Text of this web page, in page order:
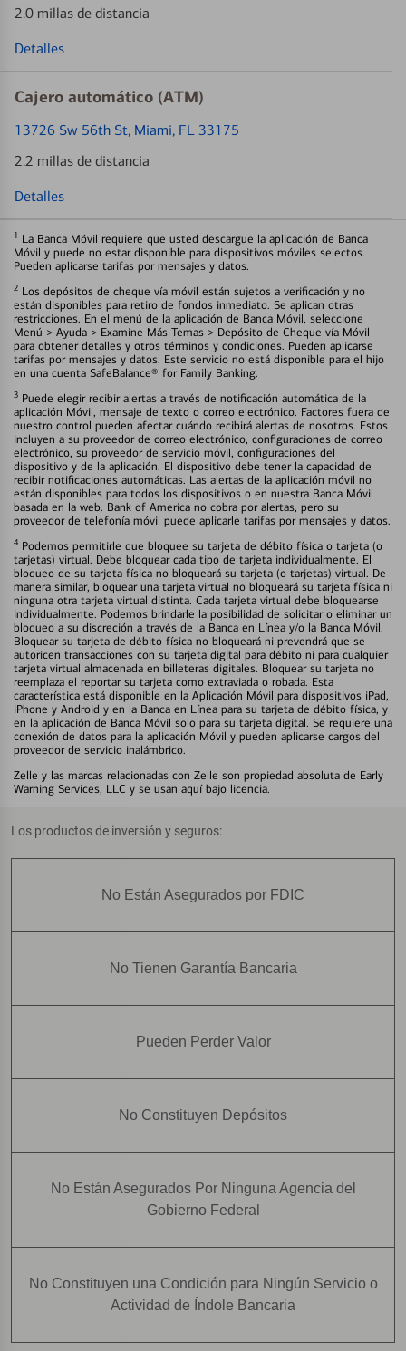
2.0 millas de distancia
Detalles
Cajero automático (ATM)
13726 Sw 56th St, Miami, FL 33175
2.2 millas de distancia
Detalles
1 La Banca Móvil requiere que usted descargue la aplicación de Banca
Móvil y puede no estar disponible para dispositivos móviles selectos.
Pueden aplicarse tarifas por mensajes y datos.
2 Los depósitos de cheque vía móvil están sujetos a verificación y no
están disponibles para retiro de fondos inmediato. Se aplican otras
restricciones. En el menú de la aplicación de Banca Móvil, seleccione
Menú > Ayuda > Examine Más Temas > Depósito de Cheque vía Móvil
para obtener detalles y otros términos y condiciones. Pueden aplicarse
tarifas por mensajes y datos. Este servicio no está disponible para el hijo
en una cuenta SafeBalance® for Family Banking.
3 Puede elegir recibir alertas a través de notificación automática de la
aplicación Móvil, mensaje de texto o correo electrónico. Factores fuera de
nuestro control pueden afectar cuándo recibirá alertas de nosotros. Estos
incluyen a su proveedor de correo electrónico, configuraciones de correo
electrónico, su proveedor de servicio móvil, configuraciones del
dispositivo y de la aplicación. El dispositivo debe tener la capacidad de
recibir notificaciones automáticas. Las alertas de la aplicación móvil no
están disponibles para todos los dispositivos o en nuestra Banca Móvil
basada en la web. Bank of America no cobra por alertas, pero su
proveedor de telefonía móvil puede aplicarle tarifas por mensajes y datos.
4 Podemos permitirle que bloquee su tarjeta de débito física o tarjeta (o
tarjetas) virtual. Debe bloquear cada tipo de tarjeta individualmente. El
bloqueo de su tarjeta física no bloqueará su tarjeta (o tarjetas) virtual. De
manera similar, bloquear una tarjeta virtual no bloqueará su tarjeta física ni
ninguna otra tarjeta virtual distinta. Cada tarjeta virtual debe bloquearse
individualmente. Podemos brindarle la posibilidad de solicitar o eliminar un
bloqueo a su discreción a través de la Banca en Línea y/o la Banca Móvil.
Bloquear su tarjeta de débito física no bloqueará ni prevendrá que se
autoricen transacciones con su tarjeta digital para débito ni para cualquier
tarjeta virtual almacenada en billeteras digitales. Bloquear su tarjeta no
reemplaza el reportar su tarjeta como extraviada o robada. Esta
característica está disponible en la Aplicación Móvil para dispositivos iPad,
iPhone y Android y en la Banca en Línea para su tarjeta de débito física, y
en la aplicación de Banca Móvil solo para su tarjeta digital. Se requiere una
conexión de datos para la aplicación Móvil y pueden aplicarse cargos del
proveedor de servicio inalámbrico.
Zelle y las marcas relacionadas con Zelle son propiedad absoluta de Early
Warning Services, LLC y se usan aquí bajo licencia.
Los productos de inversión y seguros:
No Están Asegurados por FDIC
No Tienen Garantía Bancaria
Pueden Perder Valor
No Constituyen Depósitos
No Están Asegurados Por Ninguna Agencia del
Gobierno Federal
No Constituyen una Condición para Ningún Servicio o
Actividad de Índole Bancaria